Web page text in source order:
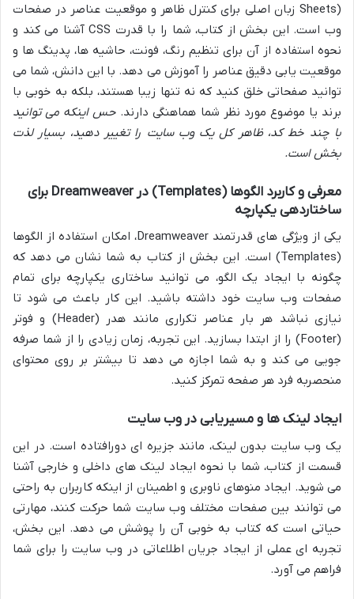
Sheets) زبان اصلی برای کنترل ظاهر و موقعیت عناصر در صفحات
وب است. این بخش از کتاب، شما را با قدرت CSS آشنا می کند و
نحوه استفاده از آن برای تنظیم رنگ، فونت، حاشیه ها، پدینگ ها و
موقعیت یابی دقیق عناصر را آموزش می دهد. با این دانش، شما می
توانید صفحاتی خلق کنید که نه تنها زیبا هستند، بلکه به خوبی با
برند یا موضوع مورد نظر شما هماهنگی دارند. حس اینکه می توانید
با چند خط کد، ظاهر کل یک وب سایت را تغییر دهید، بسیار لذت
بخش است.
معرفی و کاربرد الگوها (Templates) در Dreamweaver برای
ساختاردهی یکپارچه
یکی از ویژگی های قدرتمند Dreamweaver، امکان استفاده از الگوها
(Templates) است. این بخش از کتاب به شما نشان می دهد که
چگونه با ایجاد یک الگو، می توانید ساختاری یکپارچه برای تمام
صفحات وب سایت خود داشته باشید. این کار باعث می شود تا
نیازی نباشد هر بار عناصر تکراری مانند هدر (Header) و فوتر
(Footer) را از ابتدا بسازید. این تجربه، زمان زیادی را از شما صرفه
جویی می کند و به شما اجازه می دهد تا بیشتر بر روی محتوای
منحصربه فرد هر صفحه تمرکز کنید.
ایجاد لینک ها و مسیریابی در وب سایت
یک وب سایت بدون لینک، مانند جزیره ای دورافتاده است. در این
قسمت از کتاب، شما با نحوه ایجاد لینک های داخلی و خارجی آشنا
می شوید. ایجاد منوهای ناوبری و اطمینان از اینکه کاربران به راحتی
می توانند بین صفحات مختلف وب سایت شما حرکت کنند، مهارتی
حیاتی است که کتاب به خوبی آن را پوشش می دهد. این بخش،
تجربه ای عملی از ایجاد جریان اطلاعاتی در وب سایت را برای شما
فراهم می آورد.